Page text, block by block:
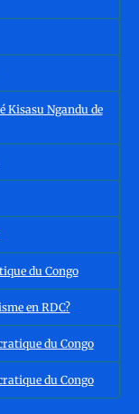
Kisasu Ngandu de
du Congo
en RDC?
du Congo
du Congo